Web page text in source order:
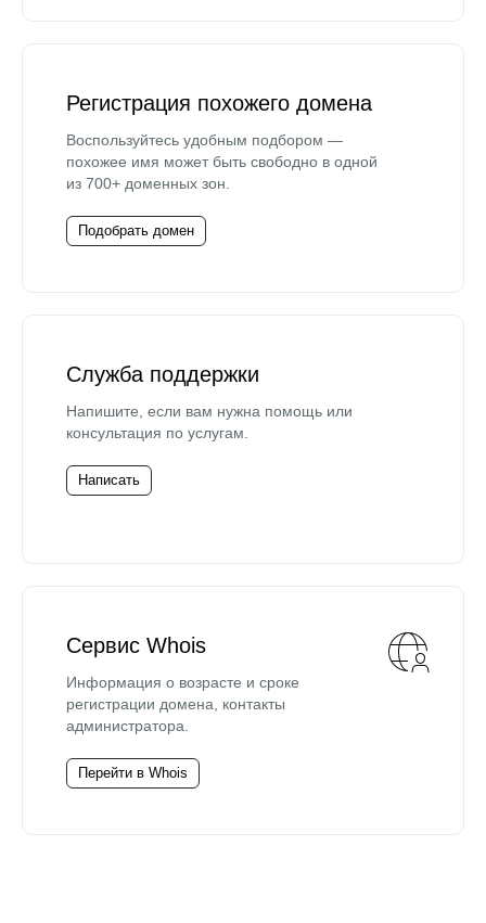
Регистрация похожего домена
Воспользуйтесь удобным подбором —
похожее имя может быть свободно в одной
из 700+ доменных зон.
Подобрать домен
Служба поддержки
Напишите, если вам нужна помощь или
консультация по услугам.
Написать
Сервис Whois
Информация о возрасте и сроке
регистрации домена, контакты
администратора.
Перейти в Whois